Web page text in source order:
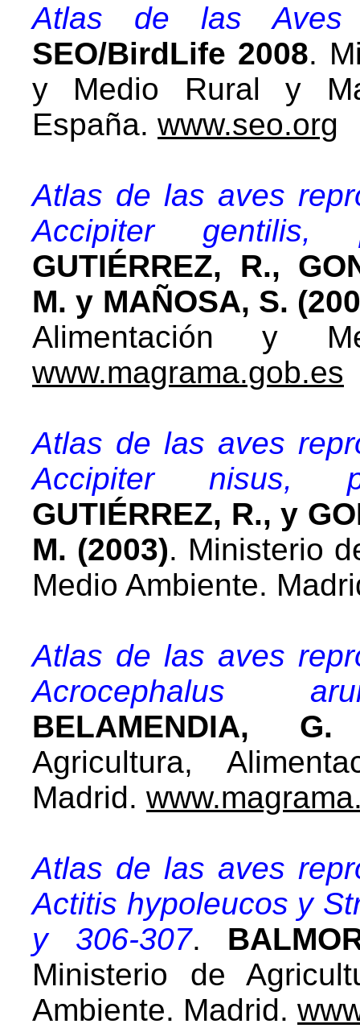
Atlas de las Aves
SEO/BirdLife 2008.
y Medio Rural y
España. www.seo.org
Atlas de las aves
Accipiter gentilis,
GUTIÉRREZ, R.,
M. y MAÑOSA, S.
Alimentación y
www.magrama.gob.es
Atlas de las aves
Accipiter nisus,
GUTIÉRREZ, R., y
M. (2003). Ministerio
Medio Ambiente.
Atlas de las aves
Acrocephalus
BELAMENDIA, G.
Agricultura,
Madrid.
Atlas de las aves
Actitis hypoleucos y
y 306-307.
Ministerio de
Ambiente. Madrid.